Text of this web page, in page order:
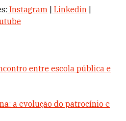
Instagram Linkedin
entre escola pública e
a evolução do patrocínio e